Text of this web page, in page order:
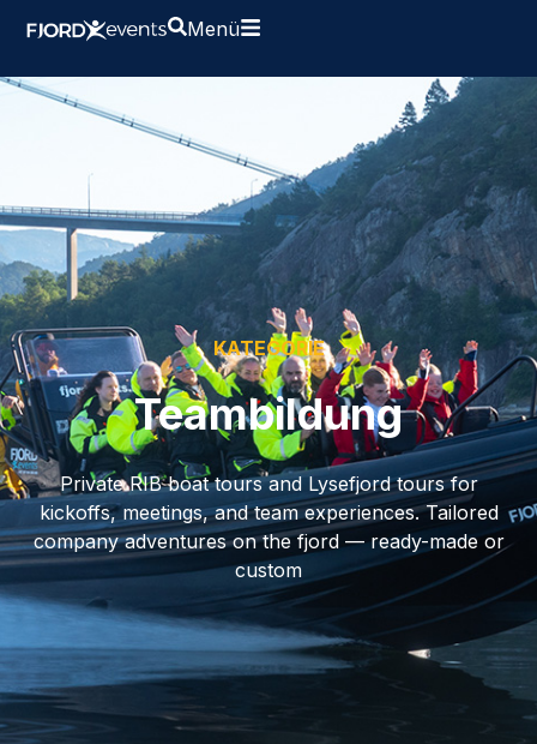
Menü
KATEGORIE
Teambildung
Private RIB boat tours and Lysefjord tours for
kickoffs, meetings, and team experiences. Tailored
company adventures on the fjord — ready-made or
custom